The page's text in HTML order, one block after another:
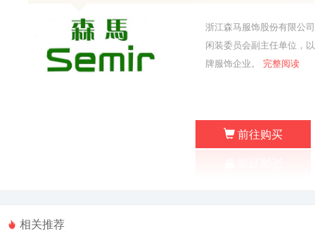
浙江森马服饰股份有限公
闲装委员会副主任单位，
牌服饰企业。 完整阅读
前往购买
相关推荐